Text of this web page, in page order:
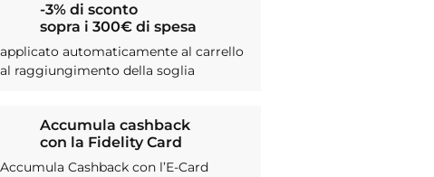
-3% di sconto
sopra i 300€ di spesa
applicato automaticamente al carrello
al raggiungimento della soglia
Accumula cashback
con la Fidelity Card
Accumula Cashback con l’E-Card